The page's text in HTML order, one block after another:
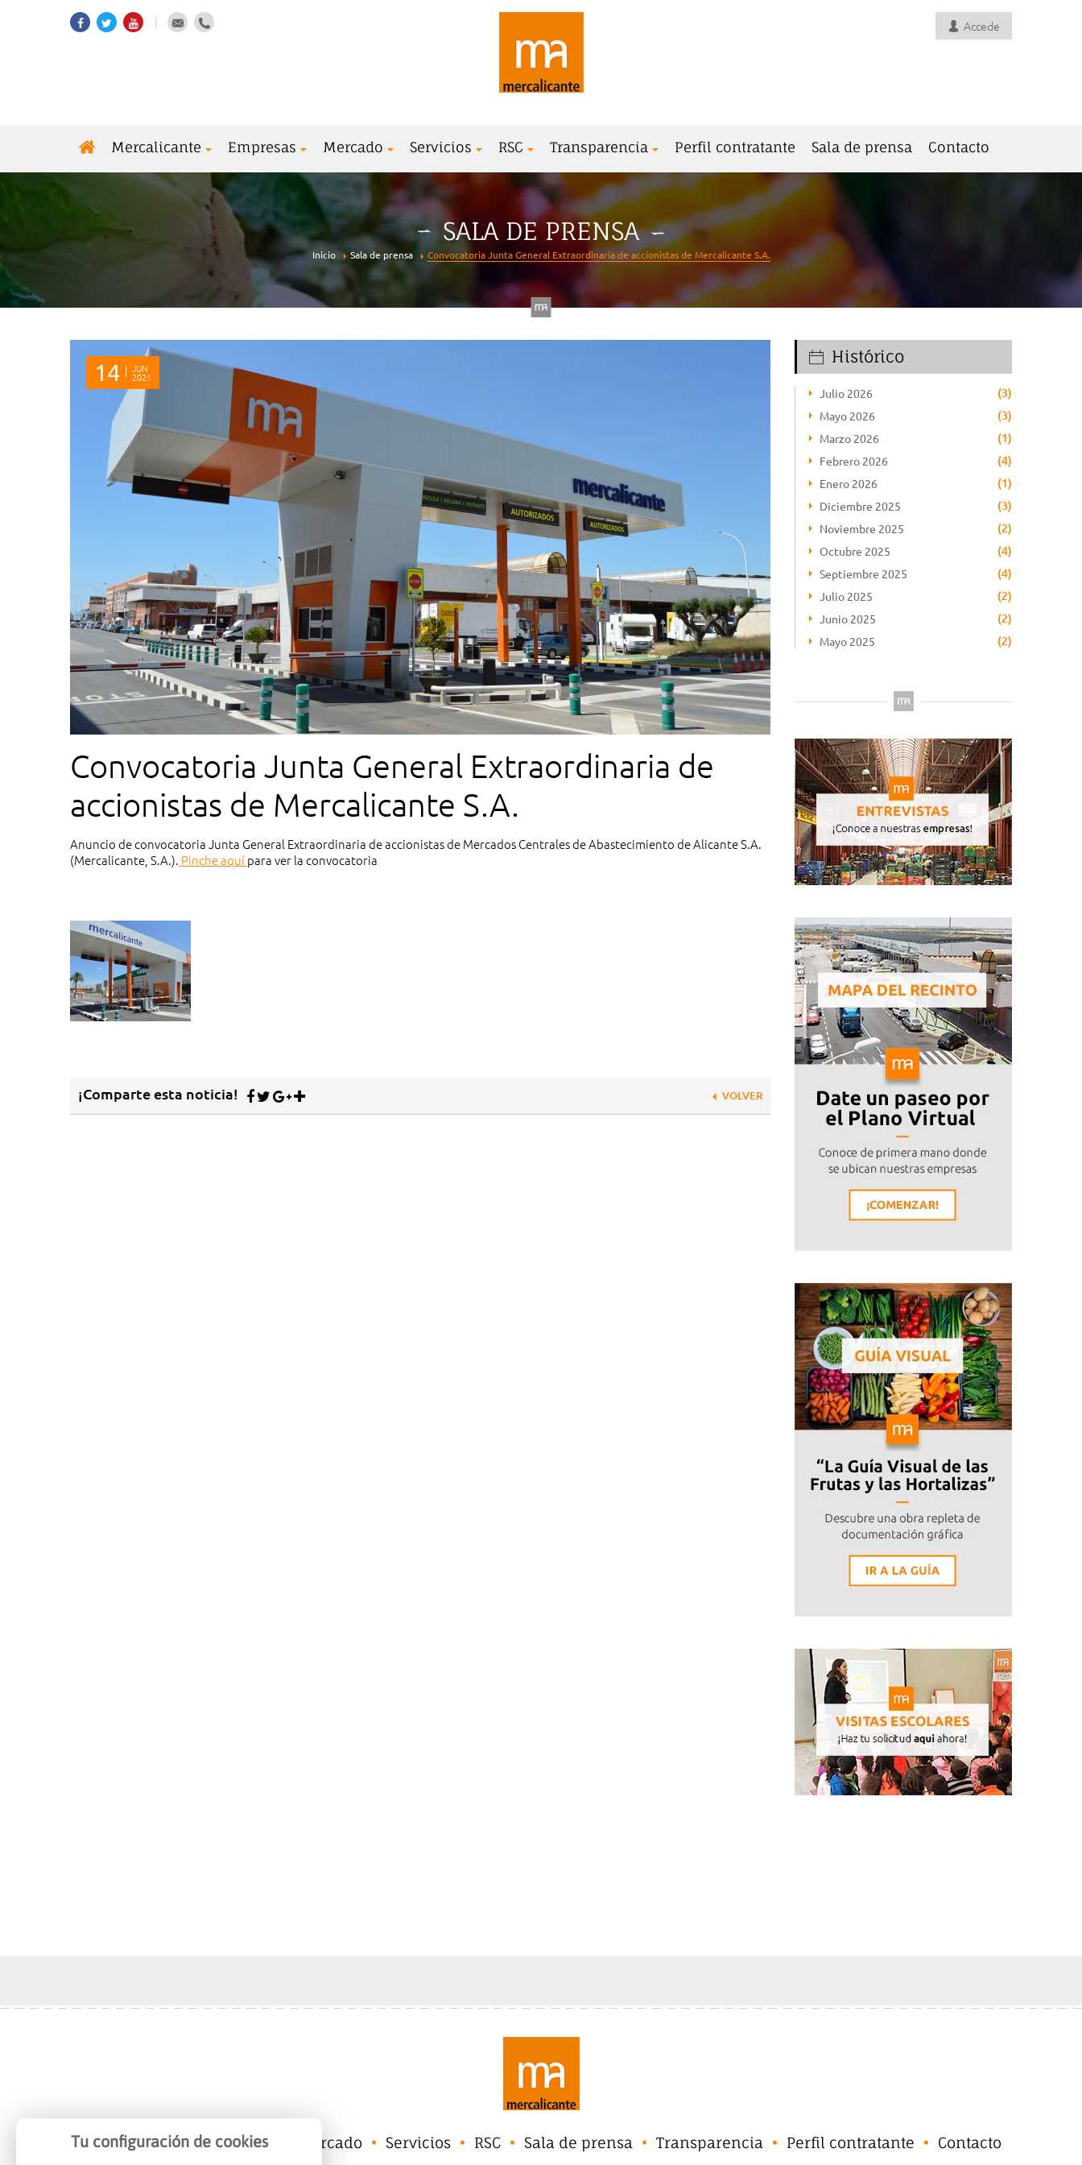
Accede
Mercalicante Empresas Mercado Servicios RSC Transparencia Perfil contratante Sala de prensa Contacto
SALA DE PRENSA
Inicio Sala de prensa Convocatoria Junta General Extraordinaria de accionistas de Mercalicante S.A.
14 JUN
2021
Convocatoria Junta General Extraordinaria de
accionistas de Mercalicante S.A.
Anuncio de convocatoria Junta General Extraordinaria de accionistas de Mercados Centrales de Abastecimiento de Alicante S.A.
(Mercalicante, S.A.). Pinche aquípara ver la convocatoria
¡Comparte esta noticia! VOLVER
Histórico
Julio 2026 (3)
Mayo 2026 (3)
Marzo 2026 (1)
Febrero 2026 (4)
Enero 2026 (1)
Diciembre 2025 (3)
Noviembre 2025 (2)
Octubre 2025 (4)
Septiembre 2025 (4)
Julio 2025 (2)
Junio 2025 (2)
Mayo 2025 (2)
Mercalicante Empresas Mercado Servicios RSC Sala de prensa Transparencia Perfil contratante Contacto
Tu configuración de cookies